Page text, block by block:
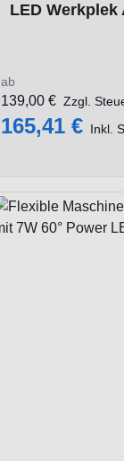
LED Werkplek
ab
165,41 € Inkl.
139,00 € Zzgl.